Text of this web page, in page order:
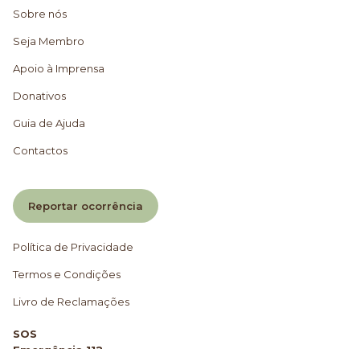
Sobre nós
Seja Membro
Apoio à Imprensa
Donativos
Guia de Ajuda
Contactos
Reportar ocorrência
Política de Privacidade
Termos e Condições
Livro de Reclamações
SOS